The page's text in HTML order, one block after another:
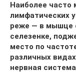
Наиболее часто
лимфатических
реже — в мышце
селезенке,
место по
различных
нервная